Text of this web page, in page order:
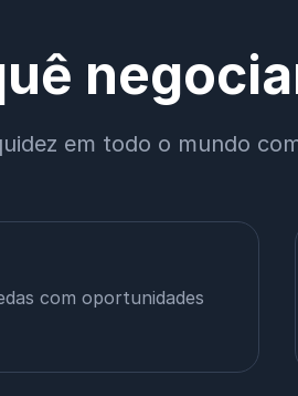
em todo o mundo
com oportunidades